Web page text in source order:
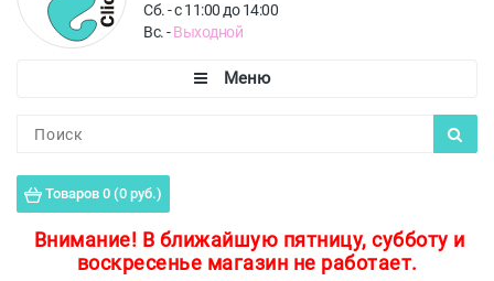
Сб. - с 11:00 до 14:00
Вс. -Выходной
Товаров 0 (0 руб.)
Внимание! В ближайшую пятницу, субботу и
воскресенье магазин не работает.
Пороги для пола
Защитные уголки